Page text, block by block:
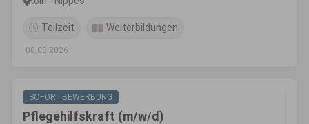
Teilzeit Weiterbildungen
08.08.2026
SOFORTBEWERBUNG
Pflegehilfskraft (m/w/d)